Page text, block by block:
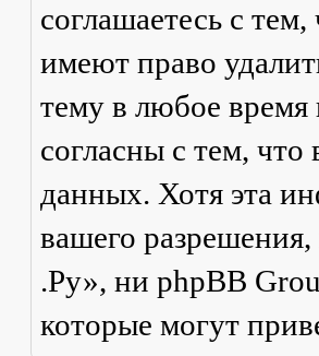
соглашаетесь с
имеют право
тему в любое время
согласны с тем,
данных. Хотя эта
вашего
.Ру», ни phpBB
которые могут